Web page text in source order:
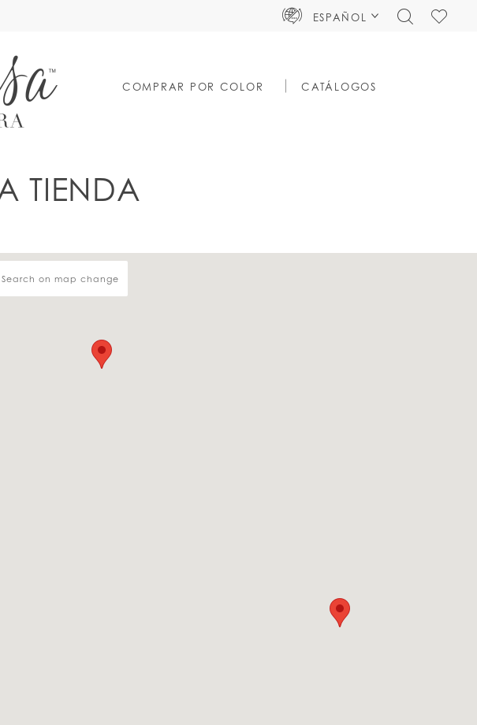
ESPAÑOL
TOGGLECHECK
COMPRAR POR COLOR CATÁLOGOS
TIENDA
Search on map change